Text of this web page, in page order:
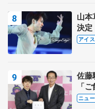
山
決
静香
アイ
佐
「
力」
ニュ